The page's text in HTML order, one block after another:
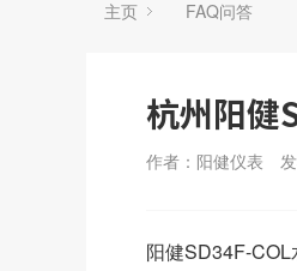
主页 FAQ问答
杭州阳健
作者：阳健仪表
阳健SD34F-